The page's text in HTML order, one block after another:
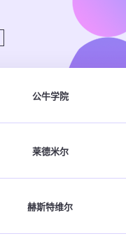
公牛学院
莱德米尔
赫斯特维尔